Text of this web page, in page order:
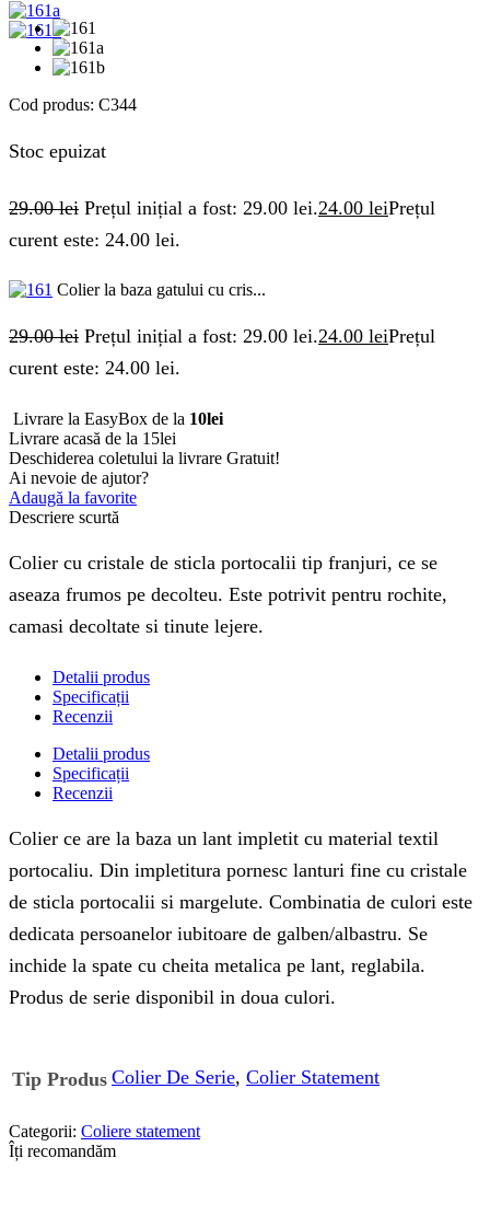
Cod produs: C344
Stoc epuizat
29.00lei Prețul inițial a fost: 29.00 lei.24.00 leiPrețul
curent este: 24.00 lei.
Colier la baza gatului cu cris...
29.00lei Prețul inițial a fost: 29.00 lei.24.00 leiPrețul
curent este: 24.00 lei.
Livrare la EasyBox de la 10lei
Livrare acasă de la 15lei
Deschiderea coletului la livrare Gratuit!
Ai nevoie de ajutor?
Adaugă la favorite
Descriere scurtă
Colier cu cristale de sticla portocalii tip franjuri, ce se
aseaza frumos pe decolteu. Este potrivit pentru rochite,
camasi decoltate si tinute lejere.
Detalii produs
Specificații
Recenzii
Detalii produs
Specificații
Recenzii
Colier ce are la baza un lant impletit cu material textil
portocaliu. Din impletitura pornesc lanturi fine cu cristale
de sticla portocalii si margelute. Combinatia de culori este
dedicata persoanelor iubitoare de galben/albastru. Se
inchide la spate cu cheita metalica pe lant, reglabila.
Produs de serie disponibil in doua culori.
Tip Produs Colier De Serie, Colier Statement
Categorii: Coliere statement
Îți recomandăm